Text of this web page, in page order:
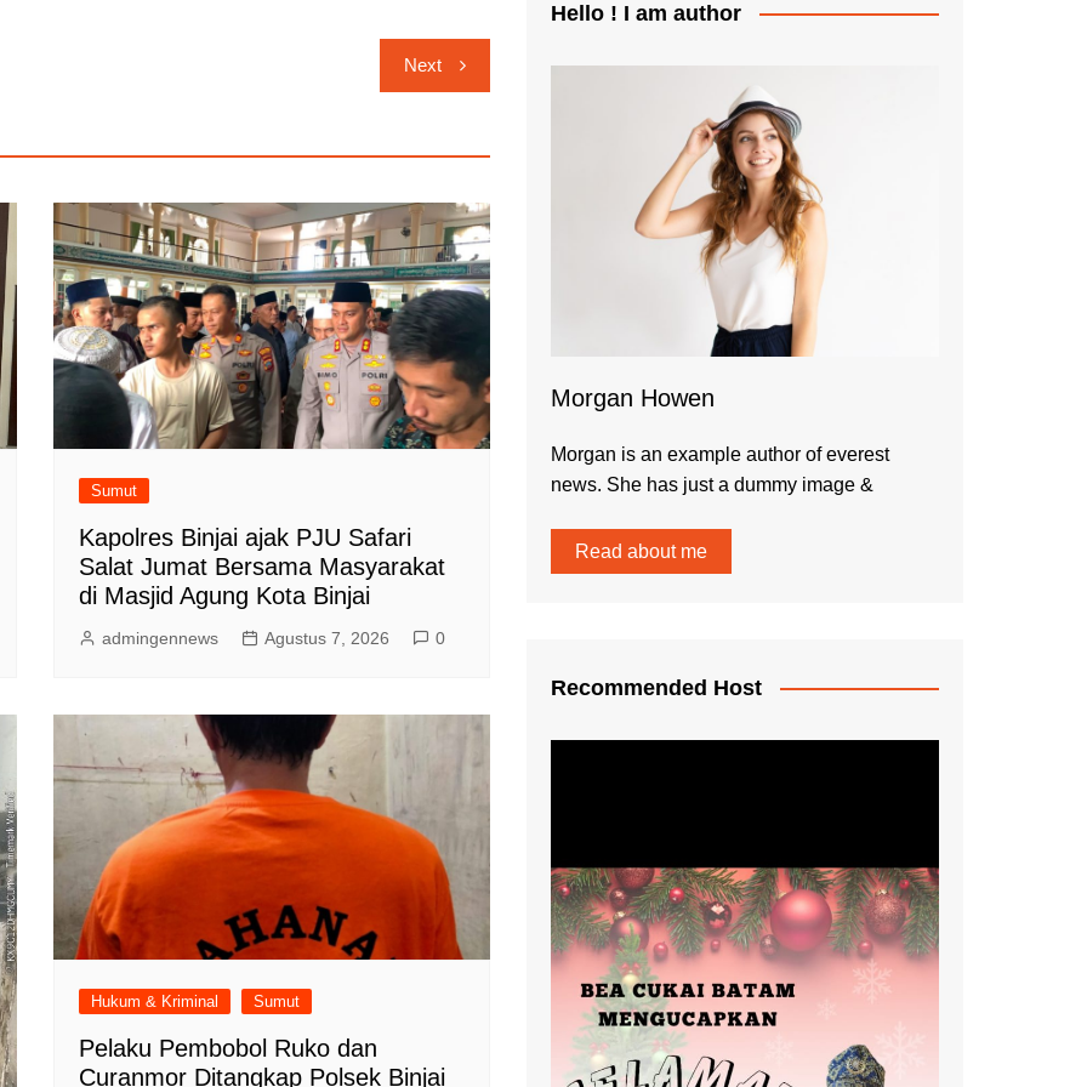
Next
Sumut
Kapolres Binjai ajak PJU Safari
Salat Jumat Bersama Masyarakat
di Masjid Agung Kota Binjai
admingennews Agustus 7, 2026 0
Hukum & Kriminal Sumut
Pelaku Pembobol Ruko dan
Curanmor Ditangkap Polsek Binjai
Hello ! I am author
Morgan Howen
Morgan is an example author of everest
news. She has just a dummy image &
Read about me
Recommended Host